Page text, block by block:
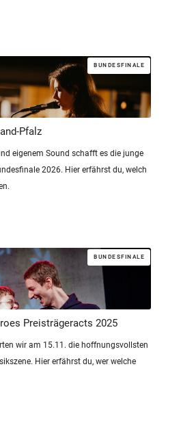
BUNDESFINALE
Pfalz
eigenem Sound schafft es die junge
2026. Hier erfährst du, welch
BUNDESFINALE
Preisträgeracts 2025
wir am 15.11. die hoffnungsvollsten
Hier erfährst du, wer welche